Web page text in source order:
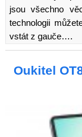
jsou všechno
technologii
vstát z gauče….
Oukitel